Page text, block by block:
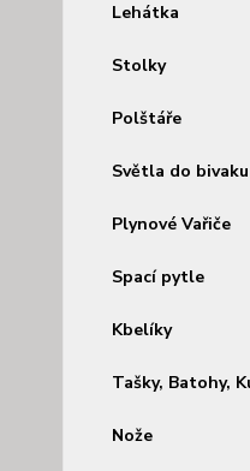
Lehátka
Stolky
Polštáře
Světla do bivaku
Plynové Vařiče
Spací pytle
Kbelíky
Tašky, Batohy,
Nože